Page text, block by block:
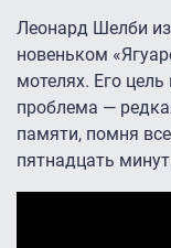
Леонард Шелби
новеньком
мотелях. Его
проблема —
памяти, помня
пятнадцать